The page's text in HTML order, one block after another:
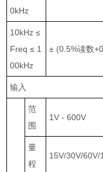
0kHz
10kHz≤
Freq≤ 1
00kHz
± (0.5%读数
输入
范
围
1V - 600V
量
程
15V/30V/